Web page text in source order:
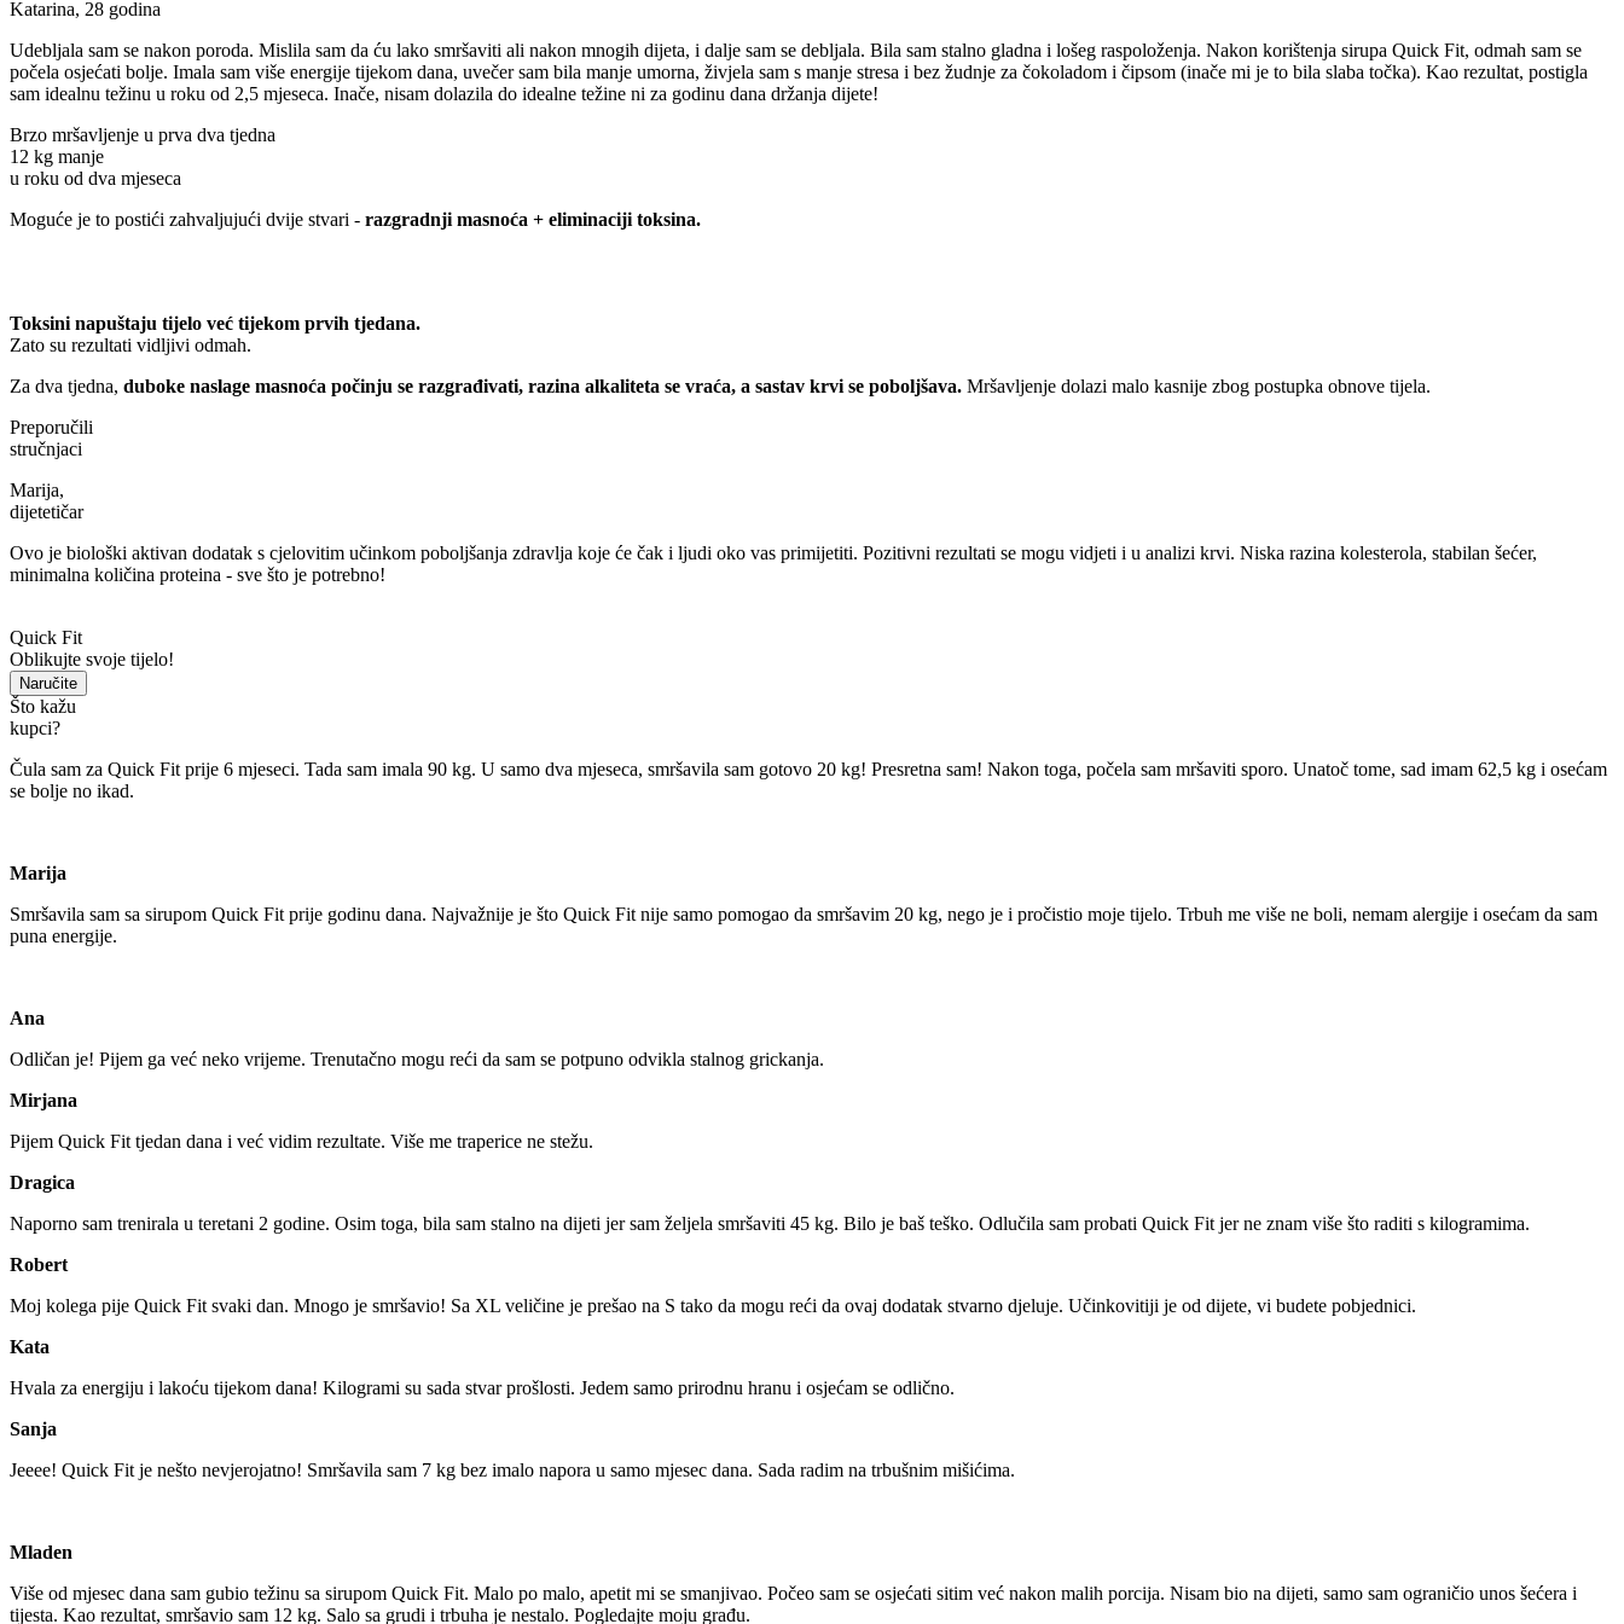
Katarina, 28 godina
Udebljala sam se nakon poroda. Mislila sam da ću lako smršaviti ali nakon mnogih dijeta, i dalje sam se debljala. Bila sam stalno gladna i lošeg raspoloženja. Nakon korištenja sirupa Quick Fit, odmah sam se
počela osjećati bolje. Imala sam više energije tijekom dana, uvečer sam bila manje umorna, živjela sam s manje stresa i bez žudnje za čokoladom i čipsom (inače mi je to bila slaba točka). Kao rezultat, postigla
sam idealnu težinu u roku od 2,5 mjeseca. Inače, nisam dolazila do idealne težine ni za godinu dana držanja dijete!
Brzo mršavljenje u prva dva tjedna
12 kg manje
u roku od dva mjeseca
Moguće je to postići zahvaljujući dvije stvari - razgradnji masnoća + eliminaciji toksina.
Toksini napuštaju tijelo već tijekom prvih tjedana.
Zato su rezultati vidljivi odmah.
Za dva tjedna, duboke naslage masnoća počinju se razgrađivati, razina alkaliteta se vraća, a sastav krvi se poboljšava. Mršavljenje dolazi malo kasnije zbog postupka obnove tijela.
Preporučili
stručnjaci
Marija,
dijetetičar
Ovo je biološki aktivan dodatak s cjelovitim učinkom poboljšanja zdravlja koje će čak i ljudi oko vas primijetiti. Pozitivni rezultati se mogu vidjeti i u analizi krvi. Niska razina kolesterola, stabilan šećer,
minimalna količina proteina - sve što je potrebno!
Quick Fit
Oblikujte svoje tijelo!
Naručite
Što kažu
kupci?
Čula sam za Quick Fit prije 6 mjeseci. Tada sam imala 90 kg. U samo dva mjeseca, smršavila sam gotovo 20 kg! Presretna sam! Nakon toga, počela sam mršaviti sporo. Unatoč tome, sad imam 62,5 kg i osećam
se bolje no ikad.
Marija
Smršavila sam sa sirupom Quick Fit prije godinu dana. Najvažnije je što Quick Fit nije samo pomogao da smršavim 20 kg, nego je i pročistio moje tijelo. Trbuh me više ne boli, nemam alergije i osećam da sam
puna energije.
Ana
Odličan je! Pijem ga već neko vrijeme. Trenutačno mogu reći da sam se potpuno odvikla stalnog grickanja.
Mirjana
Pijem Quick Fit tjedan dana i već vidim rezultate. Više me traperice ne stežu.
Dragica
Naporno sam trenirala u teretani 2 godine. Osim toga, bila sam stalno na dijeti jer sam željela smršaviti 45 kg. Bilo je baš teško. Odlučila sam probati Quick Fit jer ne znam više što raditi s kilogramima.
Robert
Moj kolega pije Quick Fit svaki dan. Mnogo je smršavio! Sa XL veličine je prešao na S tako da mogu reći da ovaj dodatak stvarno djeluje. Učinkovitiji je od dijete, vi budete pobjednici.
Kata
Hvala za energiju i lakoću tijekom dana! Kilogrami su sada stvar prošlosti. Jedem samo prirodnu hranu i osjećam se odlično.
Sanja
Jeeee! Quick Fit je nešto nevjerojatno! Smršavila sam 7 kg bez imalo napora u samo mjesec dana. Sada radim na trbušnim mišićima.
Mladen
Više od mjesec dana sam gubio težinu sa sirupom Quick Fit. Malo po malo, apetit mi se smanjivao. Počeo sam se osjećati sitim već nakon malih porcija. Nisam bio na dijeti, samo sam ograničio unos šećera i
tijesta. Kao rezultat, smršavio sam 12 kg. Salo sa grudi i trbuha je nestalo. Pogledajte moju građu.